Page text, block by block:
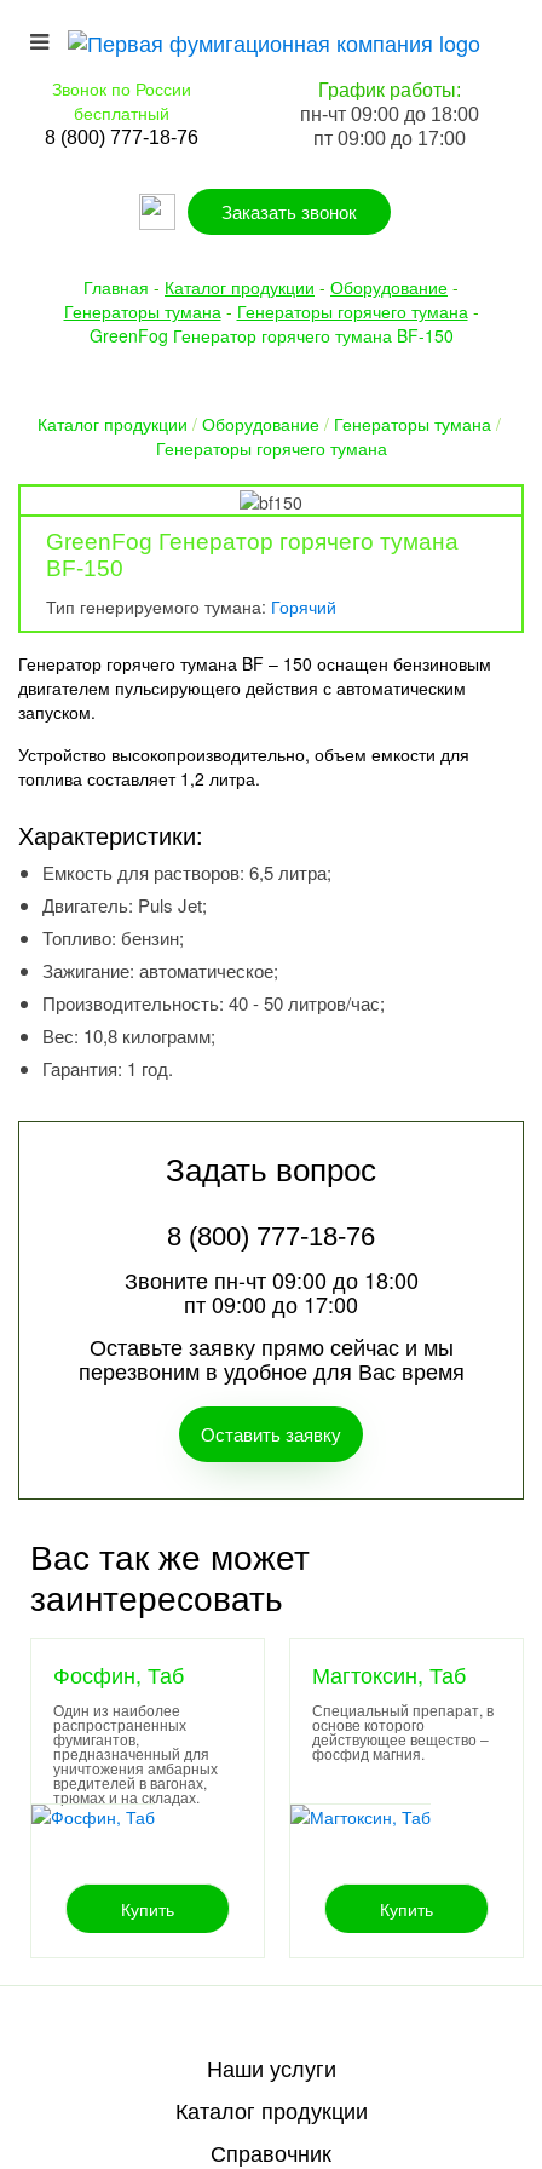
Звонок по России
бесплатный
8 (800) 777-18-76
График работы:
пн-чт 09:00 до 18:00
пт 09:00 до 17:00
Заказать звонок
Главная - Каталог продукции - Оборудование -
Генераторы тумана- Генераторы горячего тумана-
GreenFog Генератор горячего тумана BF-150
Каталог продукции / Оборудование/ Генераторы тумана/
Генераторы горячего тумана
GreenFog Генератор горячего тумана
BF-150
Тип генерируемого тумана: Горячий
Генератор горячего тумана BF – 150 оснащен бензиновым
двигателем пульсирующего действия с автоматическим
запуском.
Устройство высокопроизводительно, объем емкости для
топлива составляет 1,2 литра.
Характеристики:
Емкость для растворов: 6,5 литра;
Двигатель: Puls Jet;
Топливо: бензин;
Зажигание: автоматическое;
Производительность: 40 - 50 литров/час;
Вес: 10,8 килограмм;
Гарантия: 1 год.
Задать вопрос
8 (800) 777-18-76
Звоните пн-чт 09:00 до 18:00
пт 09:00 до 17:00
Оставьте заявку прямо сейчас и мы
перезвоним в удобное для Вас время
Оставить заявку
Вас так же может
заинтересовать
Фосфин, Таб
Один из наиболее
распространенных
фумигантов,
предназначенный для
уничтожения амбарных
вредителей в вагонах,
трюмах и на складах.
Купить
Магтоксин, Таб
Специальный препарат, в
основе которого
действующее вещество –
фосфид магния.
Купить
Наши услуги
Каталог продукции
Справочник